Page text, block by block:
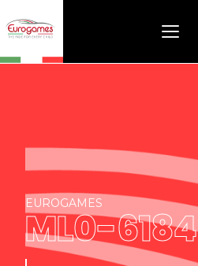
EUROGAMES
ML0-6184